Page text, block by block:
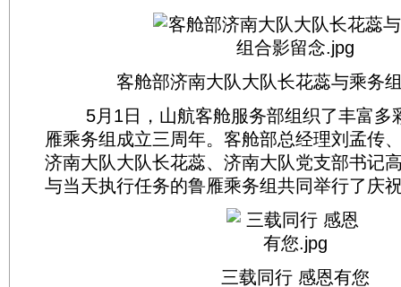
客舱部济南大队大队长花蕊与乘务
5月1日，山航客舱服务部组织了丰富多
雁乘务组成立三周年。客舱部总经理刘孟传
济南大队大队长花蕊、济南大队党支部书记
与当天执行任务的鲁雁乘务组共同举行了庆
三载同行 感恩有您